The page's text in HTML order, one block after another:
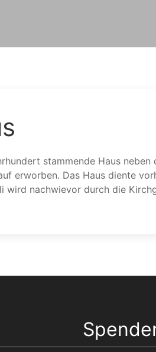
stammende Haus
erworben. Das Haus diente
wird nachwievor durch die